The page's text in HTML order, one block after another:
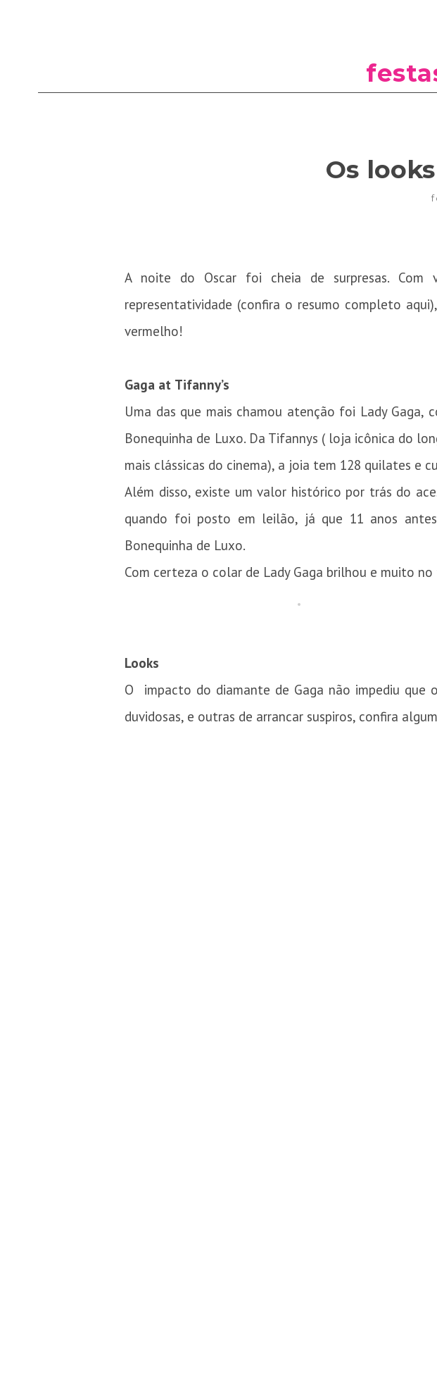
Os
A noite do Oscar foi cheia de surpresas. Com
representatividade (confira o resumo completo
vermelho!
Gaga at Tifanny’s
Uma das que mais chamou atenção foi Lady Gaga,
Bonequinha de Luxo. Da Tifannys ( loja icônica do
mais clássicas do cinema), a joia tem 128 quilates e
Além disso, existe um valor histórico por trás do
quando foi posto em leilão, já que 11 anos
Bonequinha de Luxo.
Com certeza o colar de Lady Gaga brilhou e muito
Looks
O impacto do diamante de Gaga não impediu que
duvidosas, e outras de arrancar suspiros, confira